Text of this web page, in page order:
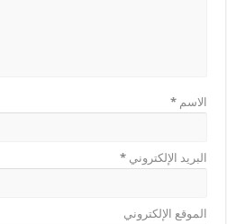
الاسم*
البريد الإلكتروني*
الموقع الإلكتروني